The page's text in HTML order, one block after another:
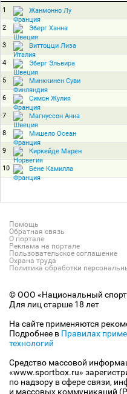
1 Жанмонно Лу
2 Эберг Ханна
3 Виттоцци Лиза
4 Эберг Эльвира
5 Минккинен Суви
6 Симон Жулия
7 Магнуссон Анна
8 Мишело Осеан
9 Киркейде Марен
10 Бене Камилла
Помощь
Обратная связь
О портале
Реклама на портале
Пользовательское соглашение
Охрана труда
Политика обработки
© ООО «Национальный
Для лиц старше 18 лет
На сайте применяются
Подробнее в Правилах
технологий
Средство массовой
«www.sportbox.ru»
по надзору в сфере связи,
и массовых коммуникаций